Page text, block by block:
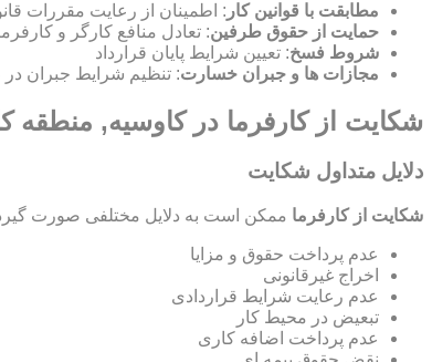
مطابقت با قوانین کار : اطمینان از رعایت مقررات
حمایت از حقوق طرفین: تعادل منافع کارگر و
شروط فسخ: تعیین شرایط پایان قرارداد
مجازات ها و جبران خسارت: تنظیم شرایط جبران
شکایت از کارفرما در کاوسیه, منطقه
دلایل متداول شکایت
شکایت از کارفرما ممکن است به دلایل مختلفی صورت
عدم پرداخت حقوق و مزایا
اخراج غیرقانونی
عدم رعایت شرایط قراردادی
تبعیض در محیط کار
عدم پرداخت اضافه کاری